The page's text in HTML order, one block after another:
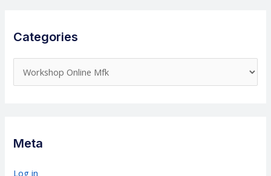
Categories
a
g
r
Meta
Log in